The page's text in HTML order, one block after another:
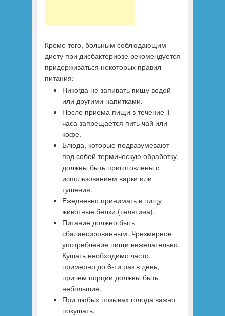
Кроме того, больным соблюдающим
диету при дисбактериозе рекомендуется
придерживаться некоторых правил
питания:
Никогда не запивать пищу водой
или другими напитками.
После приема пищи в течение 1
часа запрещается пить чай или
кофе.
Блюда, которые подразумевают
под собой термическую обработку,
должны быть приготовлены с
использованием варки или
тушения.
Ежедневно принимать в пищу
животные белки (телятина).
Питание должно быть
сбалансированным. Чрезмерное
употребление пищи нежелательно.
Кушать необходимо часто,
примерно до 6-ти раз в день,
причем порции должны быть
небольшие.
При любых позывах голода важно
покушать.